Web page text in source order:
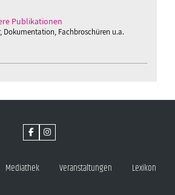
Publikationen
Dokumentation, Fachbroschüren u.a.
Mediathek Veranstaltungen Lexikon